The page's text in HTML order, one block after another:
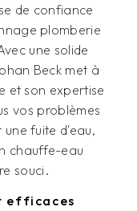
de confiance
plomberie
une solide
Beck met à
et son expertise
vos problèmes
fuite d'eau,
chauffe-eau
souci.
efficaces